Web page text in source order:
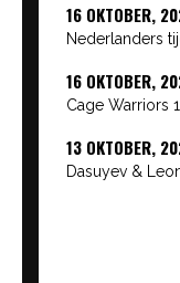
16 OKTOBER,
Nederlanders
16 OKTOBER,
Cage Warriors
13 OKTOBER,
Dasuyev &